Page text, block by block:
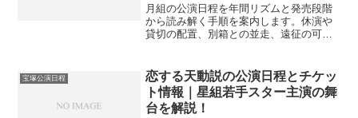
月組の公演日程を年間リズムと発売段階
から読み解く手順を案内します。休演や
貸切の配置、別箱との並走、遠征の可変
宝塚公演日程
恋する天動説の公演日程とチケッ
ト情報｜星組若手スター主演の舞
台を解説！